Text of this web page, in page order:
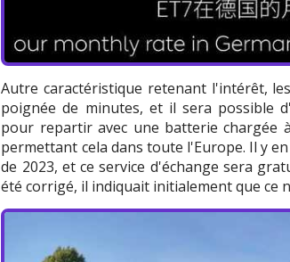
Autre caractéristique retenant l'intérêt,
poignée de minutes, et il sera possible
pour repartir avec une batterie chargée
permettant cela dans toute l'Europe. Il y
de 2023, et ce service d'échange sera
été corrigé, il indiquait initialement que ce